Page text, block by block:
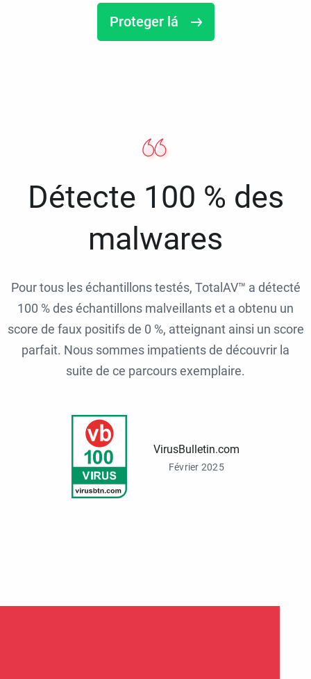
Proteger lá
Détecte 100 % des
malwares
Pour tous les échantillons testés, TotalAV™ a détecté
100 % des échantillons malveillants et a obtenu un
score de faux positifs de 0 %, atteignant ainsi un score
parfait. Nous sommes impatients de découvrir la
suite de ce parcours exemplaire.
VirusBulletin.com
Février 2025